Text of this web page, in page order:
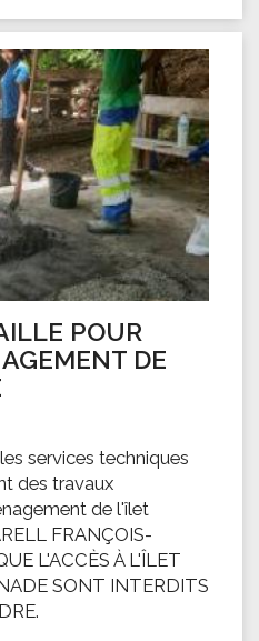
POUR
DE
services techniques
des travaux
de l'îlet
FRANÇOIS-
L'ACCÈS À L'ÎLET
SONT INTERDITS